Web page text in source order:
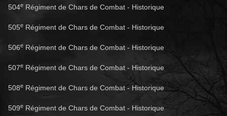
504e Régiment de Chars de Combat - Historique
505e Régiment de Chars de Combat - Historique
506e Régiment de Chars de Combat - Historique
507e Régiment de Chars de Combat - Historique
508e Régiment de Chars de Combat - Historique
509e Régiment de Chars de Combat - Historique